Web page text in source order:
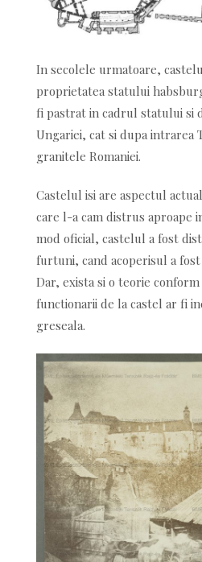
In secolele urmatoare,
proprietatea statului
fi pastrat in cadrul statului si
Ungariei, cat si dupa intrarea
granitele Romaniei.
Castelul isi are aspectul
care l-a cam distrus aproape
mod oficial, castelul a fost
furtuni, cand acoperisul a
Dar, exista si o teorie
functionarii de la castel ar fi
greseala.